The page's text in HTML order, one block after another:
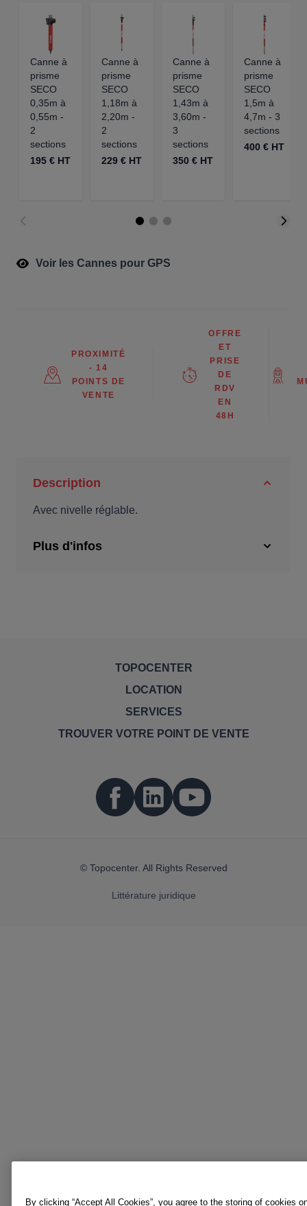
Canne à
prisme
SECO
0,35m à
0,55m -
2
sections
195 € HT
Canne à
prisme
SECO
1,18m à
2,20m -
2
sections
229 € HT
Canne à
prisme
SECO
1,43m à
3,60m -
3
sections
350 € HT
Canne à
prisme
SECO
1,5m à
4,7m - 3
sections
400 € HT
Voir les Cannes pour GPS
PROXIMITÉ
- 14
POINTS DE
VENTE
OFFRE
ET
PRISE
DE
RDV
EN
48H
Description
Avec nivelle réglable.
Plus d'infos
TOPOCENTER
LOCATION
SERVICES
TROUVER VOTRE POINT DE VENTE
© Topocenter. All Rights Reserved
Littérature juridique
By clicking “Accept All Cookies”, you agree to the storing of cookies